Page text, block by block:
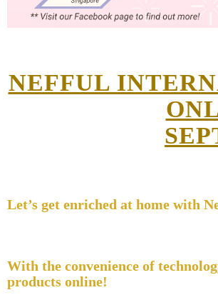
NEFFUL
Let’s get enriched at home with
With the convenience of
products online!